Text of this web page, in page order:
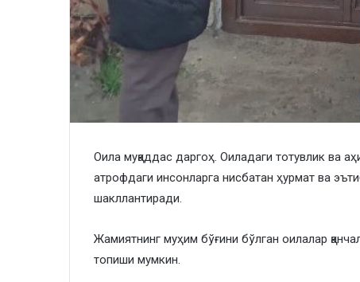
Оила муқаддас даргоҳ. Оиладаги тотувлик ва
атрофдаги инсонларга нисбатан ҳурмат ва
шакллантиради.
Жамиятнинг муҳим бўғини бўлган оилалар
топиши мумкин.